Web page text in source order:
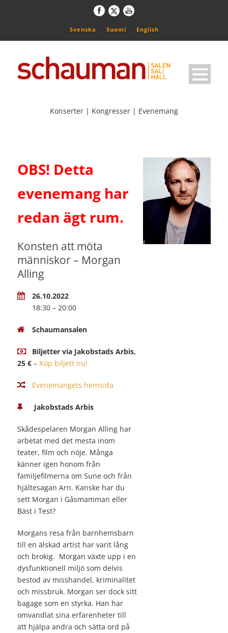
Svenska Suomi English
Konserter | Kongresser | Evenemang
OBS! Detta
evenemang har
redan ägt rum.
Konsten att möta
människor – Morgan
Alling
26.10.2022
18:30 – 20:00
Schaumansalen
Biljetter via Jakobstads Arbis,
25 € – Köp biljett nu!
Evenemangets hemsida
Jakobstads Arbis
Skådespelaren Morgan Alling har
arbetat med det mesta inom
teater, film och nöje. Många
känner igen honom från
familjefilmerna om Sune och från
hjältesagan Arn. Kanske har du
sett Morgan i Gåsmamman eller
Bäst i Test?
Morgans resa från barnhemsbarn
till en älskad artist har varit lång
och brokig. Morgan växte upp i en
dysfunktionell miljö som delvis
bestod av misshandel, kriminalitet
och missbruk. Morgan ser dock sitt
bagage som en styrka. Han har
omvandlat sina erfarenheter till
att hjälpa andra och sätta ord på